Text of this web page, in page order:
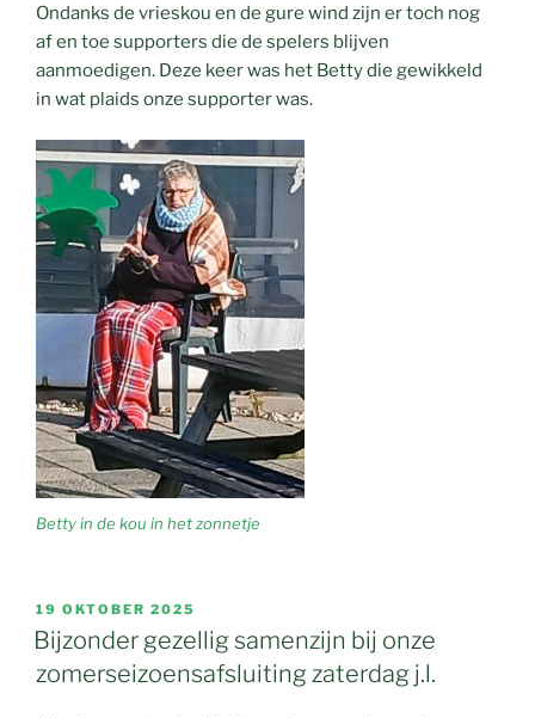
Ondanks de vrieskou en de gure wind zijn er toch nog
af en toe supporters die de spelers blijven
aanmoedigen. Deze keer was het Betty die gewikkeld
in wat plaids onze supporter was.
Betty in de kou in het zonnetje
GEPLAATST
OP
19 OKTOBER 2025
Bijzonder gezellig samenzijn bij onze
zomerseizoensafsluiting zaterdag j.l.